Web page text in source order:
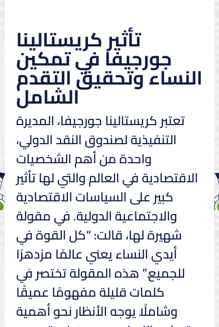
تأثير كريستالينا
جورجيفا في تمكين
النساء وتحقيق التقدم
الشامل
تعتبر كريستالينا جورجيفا، المديرة
التنفيذية لصندوق النقد الدولي،
واحدة من أهم الشخصيات
الاقتصادية في العالم والتي لها تأثير
كبير على السياسات الاقتصادية
والاجتماعية الدولية. في مقولة
شهيرة لها، قالت: “كل القوة في
أيدي النساء يعني عالمًا مزدهرًا
للجميع.” هذه المقولة تختصر في
كلمات قليلة مفهومًا عميقًا
وشاملًا يوجه الأنظار نحو أهمية